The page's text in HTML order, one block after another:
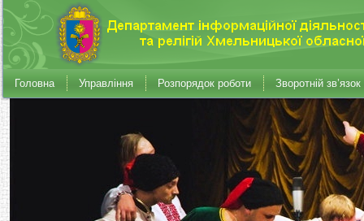
Головна Управління Розпорядок роботи Зворотній зв’язок